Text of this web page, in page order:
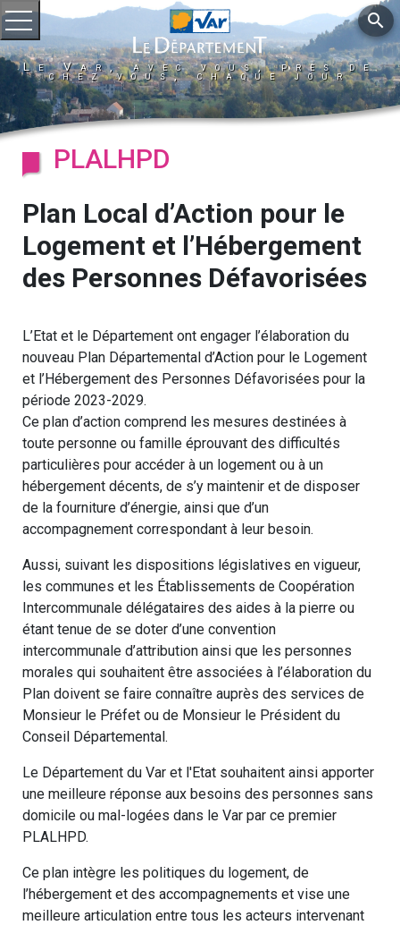
Ouvrir le menu
Le Var, avec vous, près de
chez vous, chaque jour
search
PLALHPD
Plan Local d’Action pour le
Logement et l’Hébergement
des Personnes Défavorisées
L’Etat et le Département ont engager l’élaboration du
nouveau Plan Départemental d’Action pour le Logement
et l’Hébergement des Personnes Défavorisées pour la
période 2023-2029.
Ce plan d’action comprend les mesures destinées à
toute personne ou famille éprouvant des difficultés
particulières pour accéder à un logement ou à un
hébergement décents, de s’y maintenir et de disposer
de la fourniture d’énergie, ainsi que d’un
accompagnement correspondant à leur besoin.
Aussi, suivant les dispositions législatives en vigueur,
les communes et les Établissements de Coopération
Intercommunale délégataires des aides à la pierre ou
étant tenue de se doter d’une convention
intercommunale d’attribution ainsi que les personnes
morales qui souhaitent être associées à l’élaboration du
Plan doivent se faire connaître auprès des services de
Monsieur le Préfet ou de Monsieur le Président du
Conseil Départemental.
Le Département du Var et l'Etat souhaitent ainsi apporter
une meilleure réponse aux besoins des personnes sans
domicile ou mal-logées dans le Var par ce premier
PLALHPD.
Ce plan intègre les politiques du logement, de
l’hébergement et des accompagnements et vise une
meilleure articulation entre tous les acteurs intervenant